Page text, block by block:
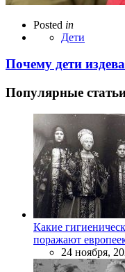
Posted in
Дети
Почему дети
Популярные
Какие
поражают
24 ноября,